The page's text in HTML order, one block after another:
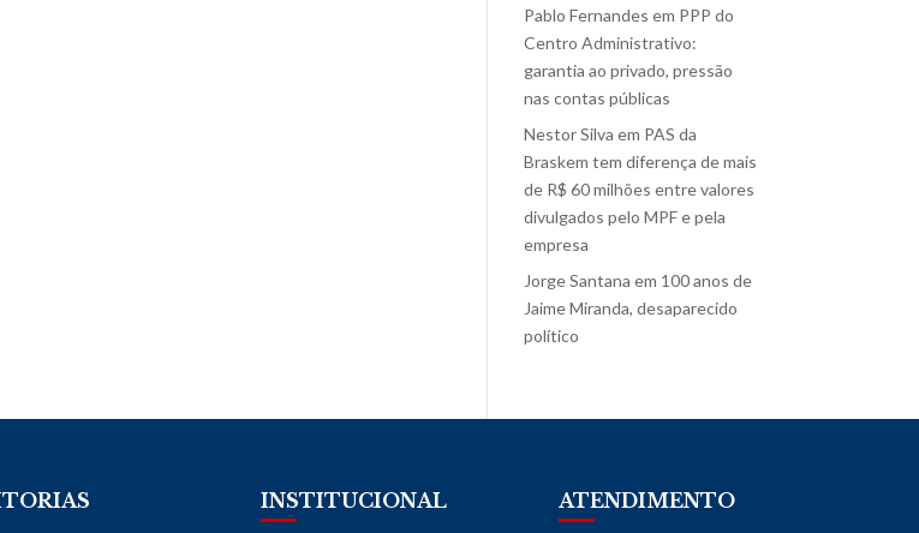
Pablo Fernandes em PPP do
Centro Administrativo:
garantia ao privado, pressão
nas contas públicas
Nestor Silva em PAS da
Braskem tem diferença de mais
de R$ 60 milhões entre valores
divulgados pelo MPF e pela
empresa
Jorge Santana em 100 anos de
Jaime Miranda, desaparecido
político
INSTITUCIONAL ATENDIMENTO